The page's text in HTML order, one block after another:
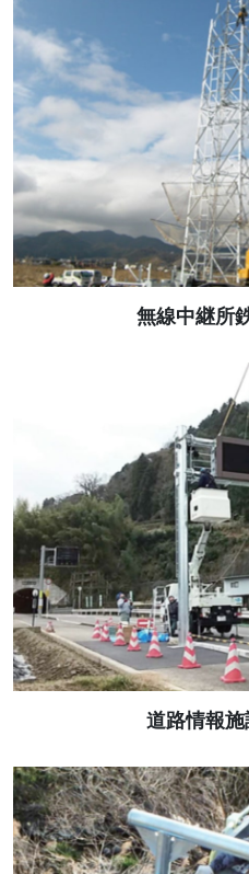
無線中継所
道路情報